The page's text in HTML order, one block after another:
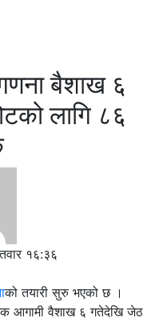
बैशाख ६
लागि ८६
१६:३६
को तयारी सुरु भएको छ ।
आगामी वैशाख ६ गतेदेखि जेठ